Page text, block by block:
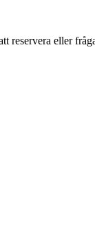
reservera eller